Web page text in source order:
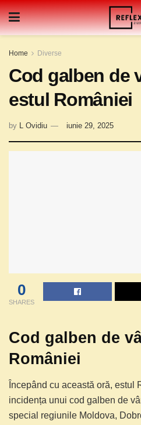
Home Diverse
Cod galben de
estul României
by L Ovidiu iunie 29, 2025
0
SHARES
Cod galben de
României
Începând cu această oră, estul
incidența unui cod galben de
special regiunile Moldova,